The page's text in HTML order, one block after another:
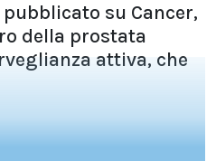
su Cancer,
della prostata
attiva, che